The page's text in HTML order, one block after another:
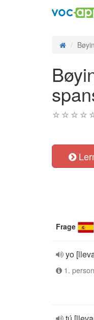
Frage
yo
1.